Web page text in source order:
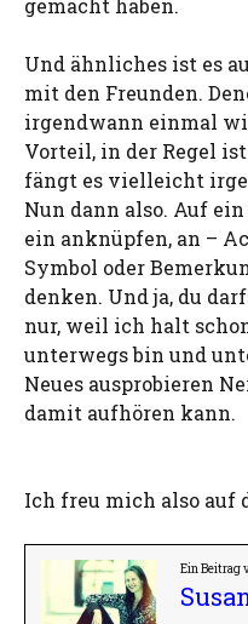
gemacht haben.
Und ähnliches ist es
mit den Freunden.
irgendwann einmal
Vorteil, in der Regel
fängt es vielleicht
Nun dann also. Auf
ein anknüpfen, an –
Symbol oder
denken. Und ja, du
nur, weil ich halt
unterwegs bin und
Neues ausprobieren
damit aufhören kann.
Ich freu mich also auf
Ein Beitrag